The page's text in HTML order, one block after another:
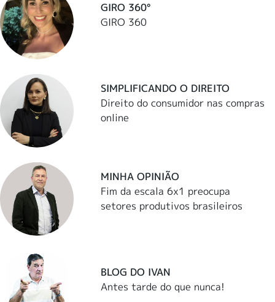
GIRO 360°
GIRO 360
SIMPLIFICANDO O DIREITO
Direito do consumidor nas compras
online
MINHA OPINIÃO
Fim da escala 6x1 preocupa
setores produtivos brasileiros
BLOG DO IVAN
Antes tarde do que nunca!